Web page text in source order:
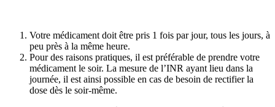
Votre médicament doit être pris 1 fois par jour, tous les jours, à
peu près à la même heure.
Pour des raisons pratiques, il est préférable de prendre votre
médicament le soir. La mesure de l’INR ayant lieu dans la
journée, il est ainsi possible en cas de besoin de rectifier la
dose dès le soir-même.